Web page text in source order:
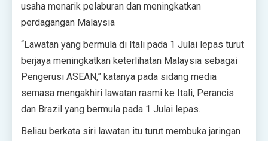
usaha menarik pelaburan dan meningkatkan
perdagangan Malaysia
“Lawatan yang bermula di Itali pada 1 Julai lepas turut
berjaya meningkatkan keterlihatan Malaysia sebagai
Pengerusi ASEAN,” katanya pada sidang media
semasa mengakhiri lawatan rasmi ke Itali, Perancis
dan Brazil yang bermula pada 1 Julai lepas.
Beliau berkata siri lawatan itu turut membuka jaringan